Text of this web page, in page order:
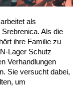
als
Als die
ihre Familie zu
Lager Schutz
Verhandlungen
Sie versucht dabei,
um